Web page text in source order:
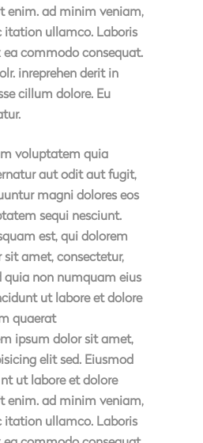
enim. ad minim veniam,
itation ullamco. Laboris
ea commodo consequat.
inreprehen derit in
cillum dolore. Eu
voluptatem quia
aut odit aut fugit,
magni dolores eos
sequi nesciunt.
est, qui dolorem
amet, consectetur,
quia non numquam eius
ut labore et dolore
quaerat
ipsum dolor sit amet,
elit sed. Eiusmod
ut labore et dolore
enim. ad minim veniam,
itation ullamco. Laboris